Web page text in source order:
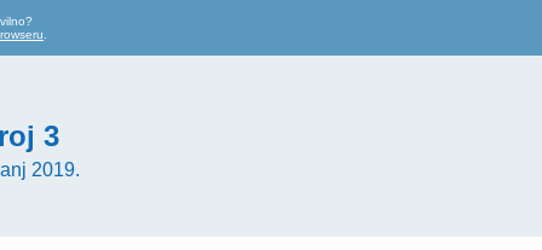
3
2019.